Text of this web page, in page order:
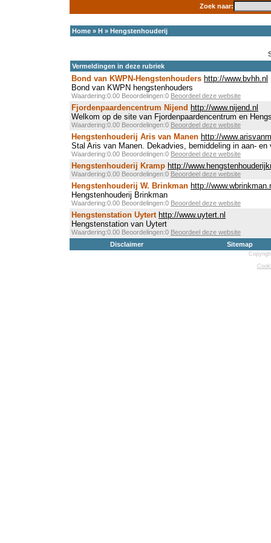
Zoek naar:
Home » H » Hengstenhouderij
Vermeldingen in deze rubriek
Bond van KWPN-Hengstenhouders http://www.bvhh.nl
Bond van KWPN hengstenhouders
Waardering:0.00 Beoordelingen:0 Beoordeel deze website
Fjordenpaardencentrum Nijend http://www.nijend.nl
Welkom op de site van Fjordenpaardencentrum en
Waardering:0.00 Beoordelingen:0 Beoordeel deze website
Hengstenhouderij Aris van Manen http://
Stal Aris van Manen. Dekadvies, bemiddeling in aan-
Waardering:0.00 Beoordelingen:0 Beoordeel deze website
Hengstenhouderij Kramp http://
Waardering:0.00 Beoordelingen:0 Beoordeel deze website
Hengstenhouderij W. Brinkman http://
Hengstenhouderij Brinkman
Waardering:0.00 Beoordelingen:0 Beoordeel deze website
Hengstenstation Uytert http://www.uytert.nl
Hengstenstation van Uytert
Waardering:0.00 Beoordelingen:0 Beoordeel deze website
Disclaimer
Sitemap